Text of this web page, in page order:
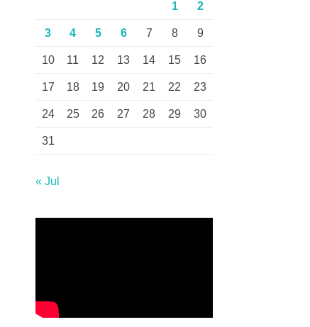
1 2
3 4 5 6 7 8 9
10 11 12 13 14 15 16
17 18 19 20 21 22 23
24 25 26 27 28 29 30
31
« Jul